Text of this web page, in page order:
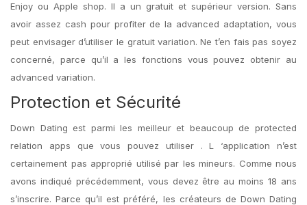
Enjoy ou Apple shop. Il a un gratuit et supérieur version. Sans
avoir assez cash pour profiter de la advanced adaptation, vous
peut envisager d’utiliser le gratuit variation. Ne t’en fais pas soyez
concerné, parce qu’il a les fonctions vous pouvez obtenir au
advanced variation.
Protection et Sécurité
Down Dating est parmi les meilleur et beaucoup de protected
relation apps que vous pouvez utiliser . L ‘application n’est
certainement pas approprié utilisé par les mineurs. Comme nous
avons indiqué précédemment, vous devez être au moins 18 ans
s’inscrire. Parce qu’il est préféré, les créateurs de Down Dating